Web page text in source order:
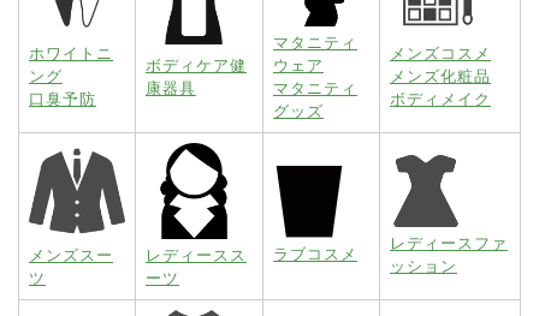
ホワイトニ
ング
口臭予防
ボディケア健
康器具
マタニティ
ウェア
マタニティ
グッズ
メンズコスメ
メンズ化粧品
ボディメイク
メンズスー
ツ
レディースス
ーツ
ラブコスメ
レディースファ
ッション